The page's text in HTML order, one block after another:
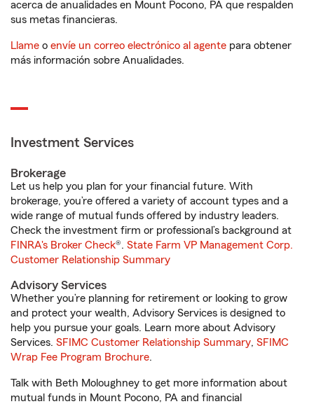
acerca de anualidades en Mount Pocono, PA que respalden
sus metas financieras.
Llame o envíe un correo electrónico al agente para obtener
más información sobre Anualidades.
Investment Services
Brokerage
Let us help you plan for your financial future. With
brokerage, you’re offered a variety of account types and a
wide range of mutual funds offered by industry leaders.
Check the investment firm or professional’s background at
FINRA's Broker Check®. State Farm VP Management Corp.
Customer Relationship Summary
Advisory Services
Whether you’re planning for retirement or looking to grow
and protect your wealth, Advisory Services is designed to
help you pursue your goals. Learn more about Advisory
Services. SFIMC Customer Relationship Summary, SFIMC
Wrap Fee Program Brochure.
Talk with Beth Moloughney to get more information about
mutual funds in Mount Pocono, PA and financial